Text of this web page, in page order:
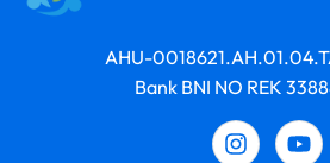
AHU-
Bank BNI NO REK